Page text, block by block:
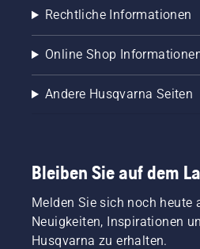
Rechtliche Informationen
Online Shop
Andere Husqvarna Seiten
Bleiben Sie auf dem
Melden Sie sich noch heute
Neuigkeiten, Inspirationen
Husqvarna zu erhalten.